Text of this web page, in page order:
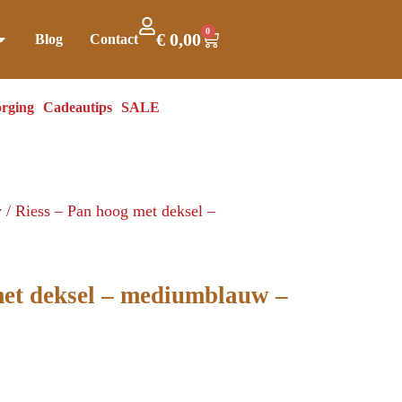
Blog Contact €0,00 0
Cadeautips SALE
/ Riess – Pan hoog met deksel –
deksel – mediumblauw –